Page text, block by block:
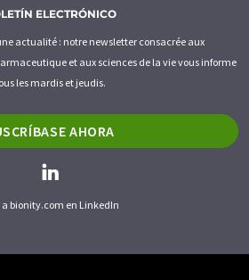
ELECTRÓNICO
actualité : notre newsletter consacrée aux
et aux sciences de la vie vous informe
les mardis et jeudis.
AHORA
a bionity.com en LinkedIn